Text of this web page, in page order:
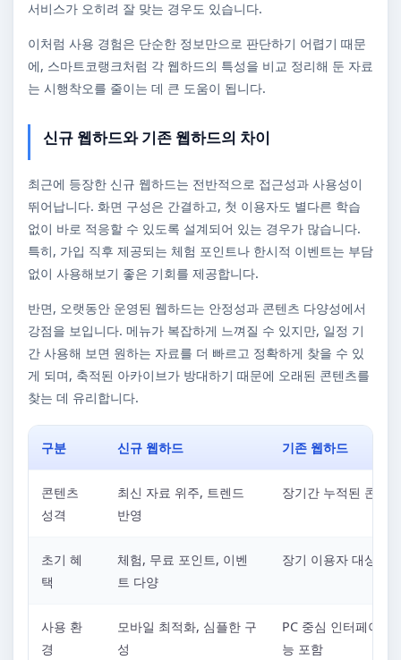
서비스가 오히려 잘 맞는 경우도 있습니다.
이처럼 사용 경험은 단순한 정보만으로 판단하기 어렵기 때문
에, 스마트코랭크처럼 각 웹하드의 특성을 비교 정리해 둔 자료
는 시행착오를 줄이는 데 큰 도움이 됩니다.
신규 웹하드와 기존 웹하드의 차이
최근에 등장한 신규 웹하드는 전반적으로 접근성과 사용성이
뛰어납니다. 화면 구성은 간결하고, 첫 이용자도 별다른 학습
없이 바로 적응할 수 있도록 설계되어 있는 경우가 많습니다.
특히, 가입 직후 제공되는 체험 포인트나 한시적 이벤트는 부담
없이 사용해보기 좋은 기회를 제공합니다.
반면, 오랫동안 운영된 웹하드는 안정성과 콘텐츠 다양성에서
강점을 보입니다. 메뉴가 복잡하게 느껴질 수 있지만, 일정 기
간 사용해 보면 원하는 자료를 더 빠르고 정확하게 찾을 수 있
게 되며, 축적된 아카이브가 방대하기 때문에 오래된 콘텐츠를
찾는 데 유리합니다.
구분 신규 웹하드 기존 웹하드
콘텐츠
성격
최신 자료 위주, 트렌드
반영
장기간 누적된 콘텐
초기 혜
택
체험, 무료 포인트, 이벤
트 다양
장기 이용자 대상 혜
사용 환
경
모바일 최적화, 심플한 구
성
PC 중심 인터페이스,
능 포함